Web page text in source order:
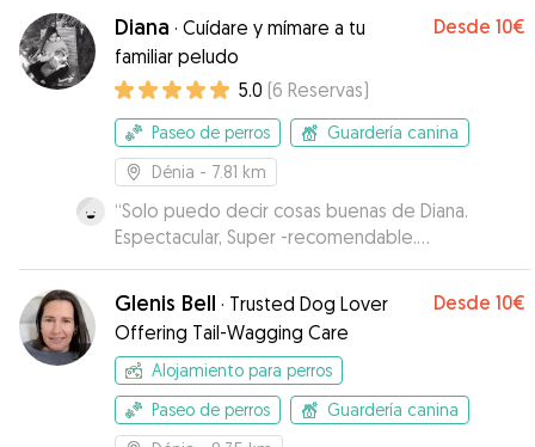
estado en contacto todos los días con Laura
enviándome fotos de sus paseos y estada en
casa. Lo bueno de todo que tenía otros perros
y niños que a pesar de mi escepticismo, por ser
Rocky arisco a los niños, los ha aceptado sin
ningún problema. La acogida ha sido fenomenal
ademas que lo tenian muy consentido je je!
Además el estar en casa es como si estuviese
en la nuestra. Por supuesto no dudaré en
volvérlo a dejar al ccuidado de Laura y su familia.
Mil gracias a ti y tu familia.”
Diana · Cuídare y mímare a tu
familiar peludo
Desde 10€
5.0 (6 Reservas)
Paseo de perros
Guardería canina
Dénia - 7.81 km
“Solo puedo decir cosas buenas de Diana.
Espectacular, Super -recomendable.
Comunicacion con Diana excelente.”
Glenis Bell · Trusted Dog Lover
Offering Tail-Wagging Care
Desde 10€
Alojamiento para perros
Paseo de perros
Guardería canina